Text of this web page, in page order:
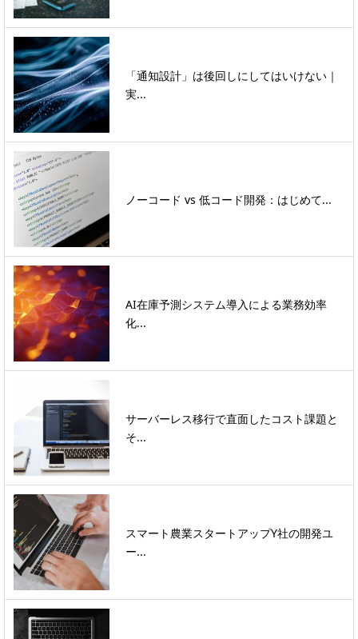
「通知設計」は後回しにしてはいけない｜
実...
ノーコード vs 低コード開発：はじめて...
AI在庫予測システム導入による業務効率
化...
サーバーレス移行で直面したコスト課題と
そ...
スマート農業スタートアップY社の開発ユ
ー...